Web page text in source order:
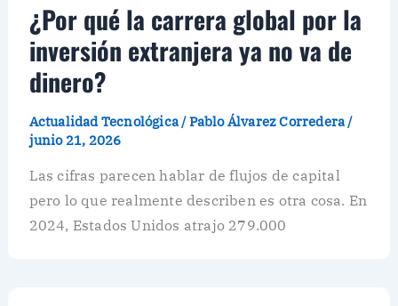
¿Por qué la carrera global por la
inversión extranjera ya no va de
dinero?
Actualidad Tecnológica/Pablo Álvarez Corredera/
junio 21, 2026
Las cifras parecen hablar de flujos de capital
pero lo que realmente describen es otra cosa. En
2024, Estados Unidos atrajo 279.000